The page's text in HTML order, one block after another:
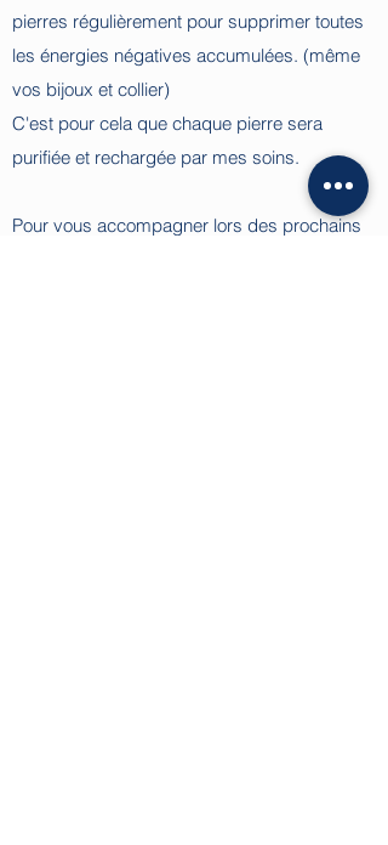
pierres régulièrement pour supprimer toutes
les énergies négatives accumulées. (même
vos bijoux et collier)
C'est pour cela que chaque pierre sera
purifiée et rechargée par mes soins.
Pour vous accompagner lors des prochains